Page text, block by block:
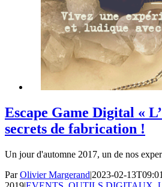
Escape Game Digital «
secrets de fabrication !
Un jour d'automne 2017, un de nos
ParOlivier Margerand|2023-02-